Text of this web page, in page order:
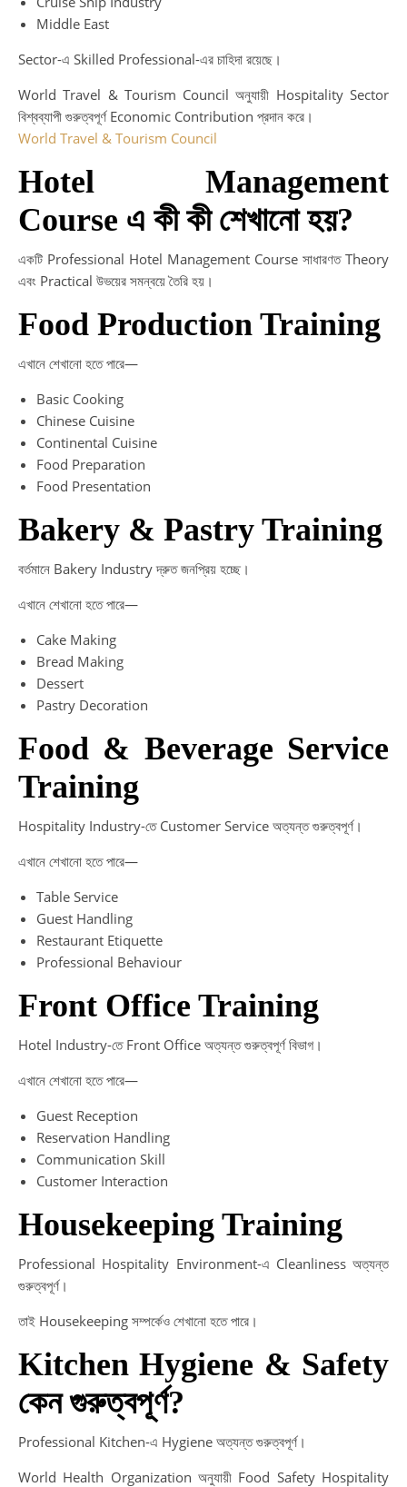
Middle East
Sector-এ Skilled Professional-এর চাহিদা রয়েছে।
World Travel & Tourism Council অনুযায়ী Hospitality Sector
বিশ্বব্যাপী গুরুত্বপূর্ণ Economic Contribution প্রদান করে।
World Travel & Tourism Council
Hotel Management
Course এ কী কী শেখানো হয়?
একটি Professional Hotel Management Course সাধারণত Theory
এবং Practical উভয়ের সমন্বয়ে তৈরি হয়।
Food Production Training
এখানে শেখানো হতে পারে—
Basic Cooking
Chinese Cuisine
Continental Cuisine
Food Preparation
Food Presentation
Bakery & Pastry Training
বর্তমানে Bakery Industry দ্রুত জনপ্রিয় হচ্ছে।
এখানে শেখানো হতে পারে—
Cake Making
Bread Making
Dessert
Pastry Decoration
Food & Beverage Service
Training
Hospitality Industry-তে Customer Service অত্যন্ত গুরুত্বপূর্ণ।
এখানে শেখানো হতে পারে—
Table Service
Guest Handling
Restaurant Etiquette
Professional Behaviour
Front Office Training
Hotel Industry-তে Front Office অত্যন্ত গুরুত্বপূর্ণ বিভাগ।
এখানে শেখানো হতে পারে—
Guest Reception
Reservation Handling
Communication Skill
Customer Interaction
Housekeeping Training
Professional Hospitality Environment-এ Cleanliness অত্যন্ত
গুরুত্বপূর্ণ।
তাই Housekeeping সম্পর্কেও শেখানো হতে পারে।
Kitchen Hygiene & Safety
কেন গুরুত্বপূর্ণ?
Professional Kitchen-এ Hygiene অত্যন্ত গুরুত্বপূর্ণ।
World Health Organization অনুযায়ী Food Safety Hospitality